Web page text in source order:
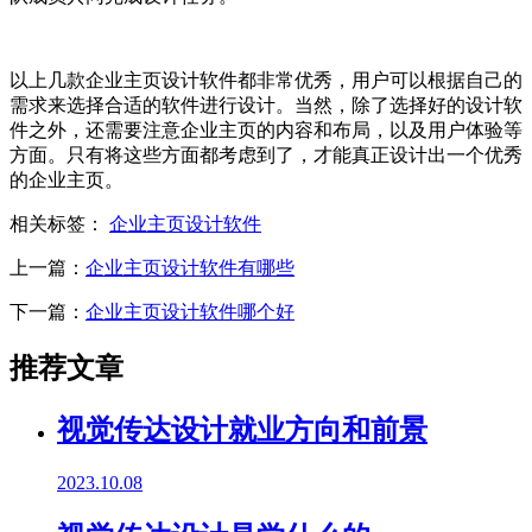
以上几款企业主页设计软件都非常优秀，用户可以根据自己的
需求来选择合适的软件进行设计。当然，除了选择好的设计软
件之外，还需要注意企业主页的内容和布局，以及用户体验等
方面。只有将这些方面都考虑到了，才能真正设计出一个优秀
的企业主页。
相关标签： 企业主页设计软件
上一篇： 企业主页设计软件有哪些
下一篇： 企业主页设计软件哪个好
推荐文章
视觉传达设计就业方向和前景
2023.10.08